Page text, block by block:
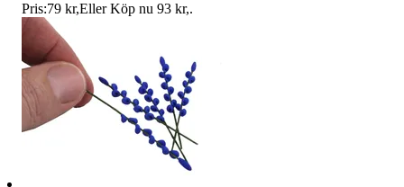
Pris:79 kr,Eller Köp nu 93 kr,.